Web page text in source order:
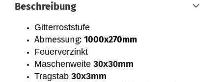
Beschreibung
Gitterroststufe
Abmessung: 1000x270mm
Feuerverzinkt
Maschenweite 30x30mm
Tragstab 30x3mm